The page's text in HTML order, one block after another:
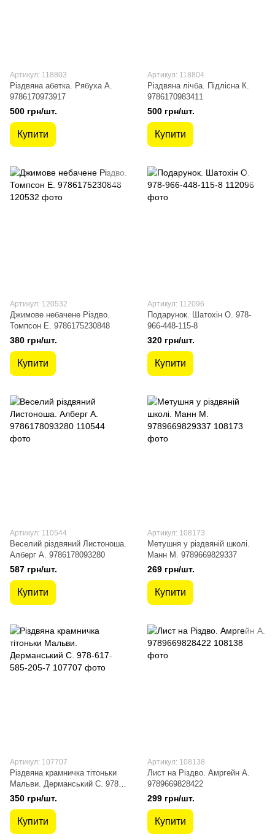
Артикул: 118803
Різдвяна абетка. Рябуха А.
9786170973917
500 грн/шт.
Купити
Артикул: 118804
Різдвяна лічба. Підлісна К.
9786170983411
500 грн/шт.
Купити
Артикул: 120532
Джимове небачене Різдво.
Томпсон Е. 9786175230848
380 грн/шт.
Купити
Артикул: 112096
Подарунок. Шатохін О. 978-
966-448-115-8
320 грн/шт.
Купити
Артикул: 110544
Веселий різдвяний Листоноша.
Алберг А. 9786178093280
587 грн/шт.
Купити
Артикул: 108173
Метушня у різдвяній школі.
Манн М. 9789669829337
269 грн/шт.
Купити
Артикул: 107707
Різдвяна крамничка тітоньки
Мальви. Дерманський С. 978-
617-585-205-7
350 грн/шт.
Купити
Артикул: 108138
Лист на Різдво. Амргейн А.
9789669828422
299 грн/шт.
Купити